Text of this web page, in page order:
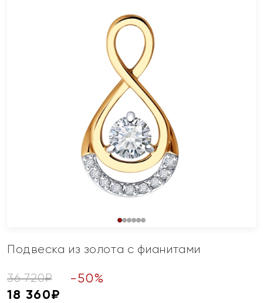
Подвеска из золота с фианитами
36 720₽ -50%
18 360₽